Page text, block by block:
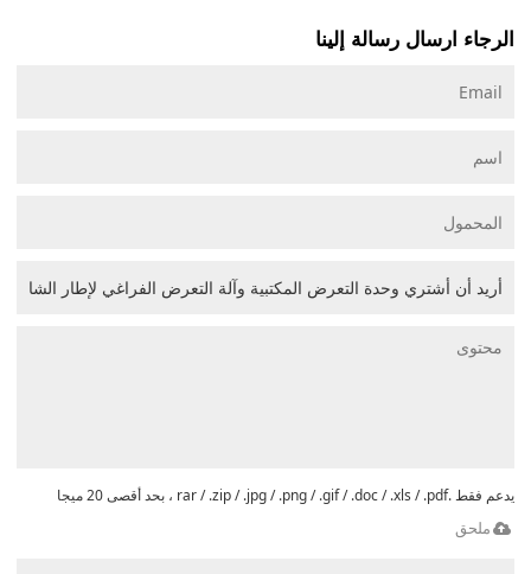
الرجاء ارسال رسالة إلينا
يدعم فقط .rar / .zip / .jpg / .png / .gif / .doc / .xls / .pdf ، بحد أقصى 20 ميجا
ملحق